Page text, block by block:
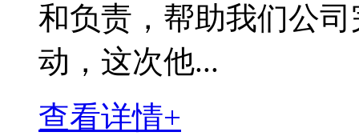
和负责，帮助我们公
动，这次他...
查看详情+